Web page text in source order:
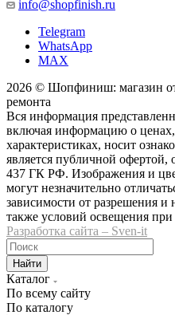
info@shopfinish.ru
Telegram
WhatsApp
MAX
2026 © Шопфиниш: магазин
ремонта
Вся информация
включая информацию о
характеристиках, носит
является публичной
437 ГК РФ. Изображения и
могут незначительно
зависимости от разрешения и
также условий освещения при
Разработка сайта – Sven-it
Найти
Каталог
По всему сайту
По каталогу